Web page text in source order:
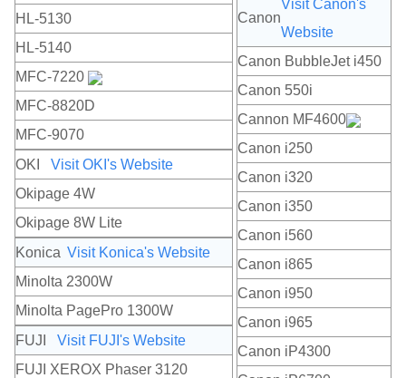
HL-5130
HL-5140
MFC-7220
MFC-8820D
MFC-9070
OKI
Visit OKI's Website
Okipage 4W
Okipage 8W Lite
Konica Visit Konica's Website
Minolta 2300W
Minolta PagePro 1300W
FUJI
Visit FUJI's Website
FUJI XEROX Phaser 3120
Canon
Visit Canon's
Website
Canon BubbleJet i450
Canon 550i
Cannon MF4600
Canon i250
Canon i320
Canon i350
Canon i560
Canon i865
Canon i950
Canon i965
Canon iP4300